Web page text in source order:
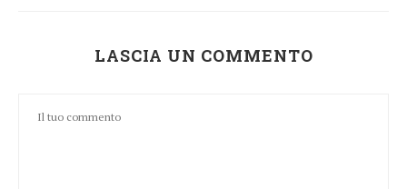
LASCIA UN COMMENTO